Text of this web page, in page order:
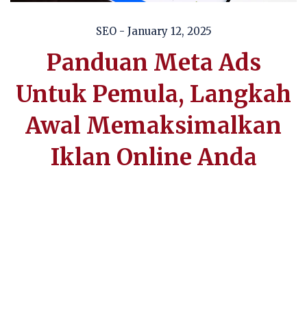
SEO- January 12, 2025
Panduan Meta Ads
Untuk Pemula, Langkah
Awal Memaksimalkan
Iklan Online Anda